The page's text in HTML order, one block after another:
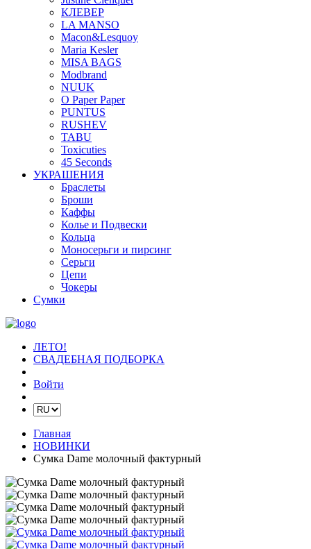
КЛЕВЕР
LA MANSO
Macon&Lesquoy
Maria Kesler
MISA BAGS
Modbrand
NUUK
O Paper Paper
PUNTUS
RUSHEV
TABU
Toxicuties
45 Seconds
УКРАШЕНИЯ
Браслеты
Броши
Каффы
Колье и Подвески
Кольца
Моносерьги и пирсинг
Серьги
Цепи
Чокеры
Сумки
ЛЕТО!
СВАДЕБНАЯ ПОДБОРКА
Войти
Главная
НОВИНКИ
Сумка Dame молочный фактурный